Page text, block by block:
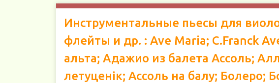
Инструментальные пьесы для
флейты и др. : Ave Maria; C.Franck
альта; Адажио из балета Ассоль;
летуценік; Ассоль на балу; Болеро;